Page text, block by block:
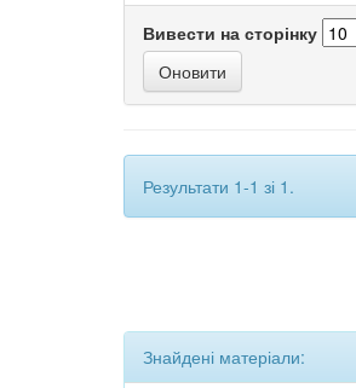
Вивести на сторінку
Результати 1-1 зі 1.
Знайдені матеріали: